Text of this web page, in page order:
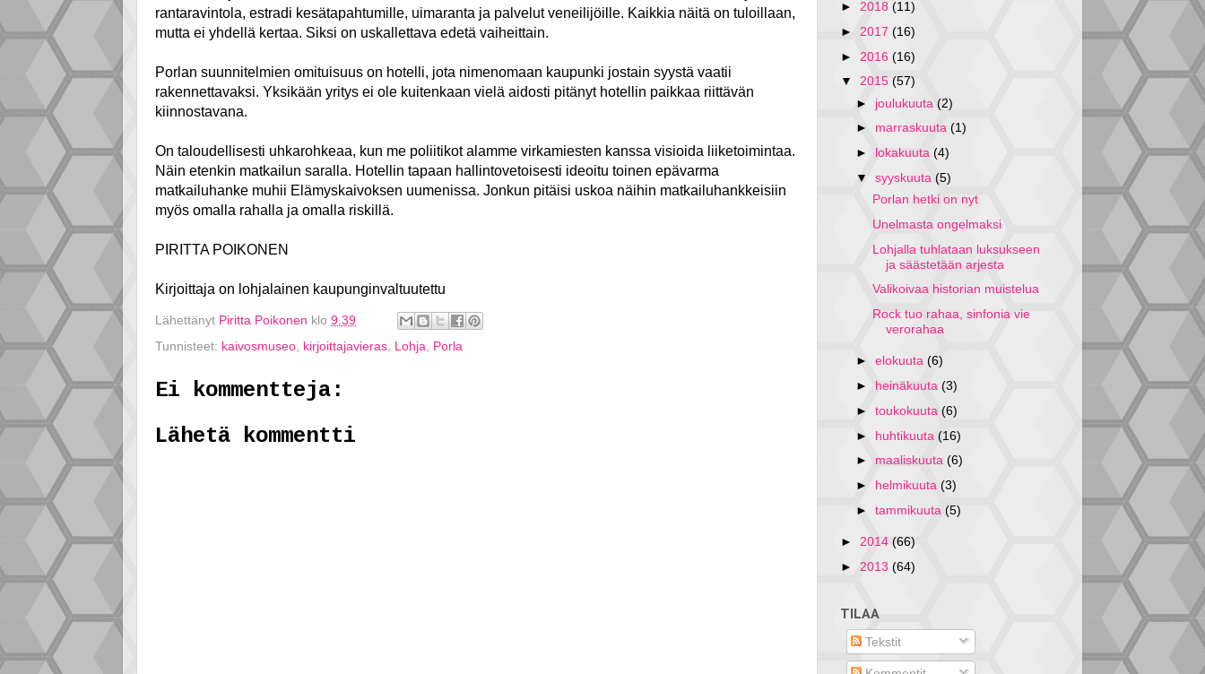
rantaravintola, estradi kesätapahtumille, uimaranta ja palvelut veneilijöille. Kaikkia näitä on tuloillaan,
mutta ei yhdellä kertaa. Siksi on uskallettava edetä vaiheittain.
Porlan suunnitelmien omituisuus on hotelli, jota nimenomaan kaupunki jostain syystä vaatii
rakennettavaksi. Yksikään yritys ei ole kuitenkaan vielä aidosti pitänyt hotellin paikkaa riittävän
kiinnostavana.
On taloudellisesti uhkarohkeaa, kun me poliitikot alamme virkamiesten kanssa visioida liiketoimintaa.
Näin etenkin matkailun saralla. Hotellin tapaan hallintovetoisesti ideoitu toinen epävarma
matkailuhanke muhii Elämyskaivoksen uumenissa. Jonkun pitäisi uskoa näihin matkailuhankkeisiin
myös omalla rahalla ja omalla riskillä.
PIRITTA POIKONEN
Kirjoittaja on lohjalainen kaupunginvaltuutettu
Lähettänyt Piritta Poikonen klo 9.39
Tunnisteet: kaivosmuseo kirjoittajavieras Lohja Porla
Ei kommentteja:
Lähetä kommentti
► 2018 (11)
► 2017 (16)
► 2016 (16)
▼ 2015 (57)
► joulukuuta(2)
► marraskuuta(1)
► lokakuuta(4)
▼syyskuuta(5)
Porlan hetki on nyt
Unelmasta ongelmaksi
Lohjalla tuhlataan luksukseen
ja säästetään arjesta
Valikoivaa historian muistelua
Rock tuo rahaa, sinfonia vie
verorahaa
►elokuuta(6)
► heinäkuuta(3)
►toukokuuta(6)
► huhtikuuta(16)
► maaliskuuta(6)
► helmikuuta(3)
►tammikuuta(5)
► 2014 (66)
► 2013 (64)
TILAA
Tekstit